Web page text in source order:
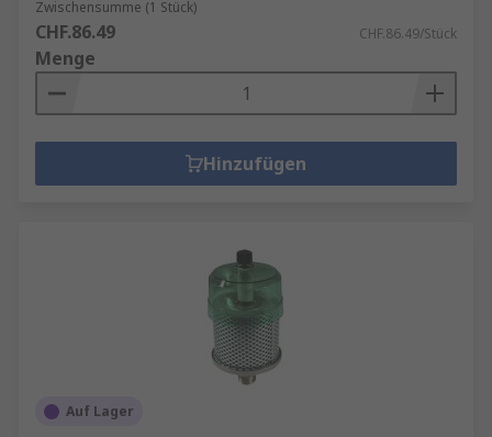
Zwischensumme (1 Stück)
CHF.86.49 CHF.86.49/Stück
Menge
Hinzufügen
Auf Lager